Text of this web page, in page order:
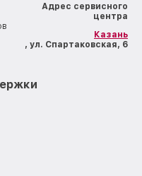
Адрес сервисного
центра
Казань
, ул. Спартаковская, 6